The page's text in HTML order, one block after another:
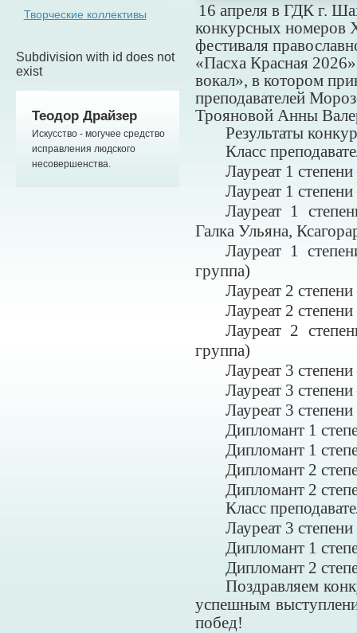
Творческие коллективы
Subdivision with id does not
exist
Теодор Драйзер
Искусство - могучее средство
исправления людского
несовершенства.
16 апреля в ГДК г.
конкурсных номеров
фестиваля
«Пасха Красная
вокал», в котором
преподавателей
Трояновой Анны
Результаты
Класс
Лауреат 1
Лауреат 1
Лауреат 1
Галка Ульяна,
Лауреат 1
группа)
Лауреат 2
Лауреат 2
Лауреат 2
группа)
Лауреат 3
Лауреат 3
Лауреат 3
Дипломант 1
Дипломант 1
Дипломант 2
Дипломант 2
Класс
Лауреат 3
Дипломант 1
Дипломант 2
Поздравляем
успешным
побед!